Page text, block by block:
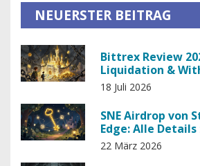
NEUERSTER BEITRAG
Bittrex Review
Liquidation &
18 Juli 2026
SNE Airdrop von
Edge: Alle
Verteilung und
22 März 2026